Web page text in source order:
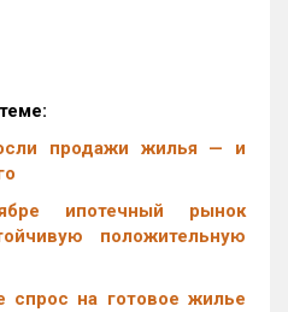
продажи жилья — и
ипотечный рынок
положительную
спрос на готовое жилье